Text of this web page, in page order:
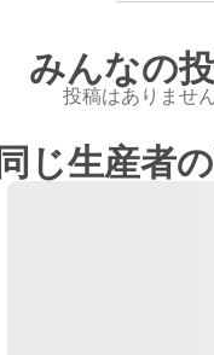
みんなの
投稿はありませ
同じ生産者